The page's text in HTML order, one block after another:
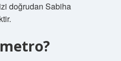
doğrudan Sabiha